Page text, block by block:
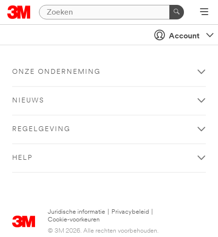
Account
ONZE ONDERNEMING
NIEUWS
REGELGEVING
HELP
Juridische informatie Privacybeleid
Cookie-voorkeuren
© 3M 2026. Alle rechten voorbehouden.